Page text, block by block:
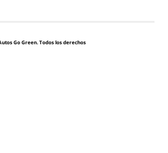
Go Green. Todos los derechos